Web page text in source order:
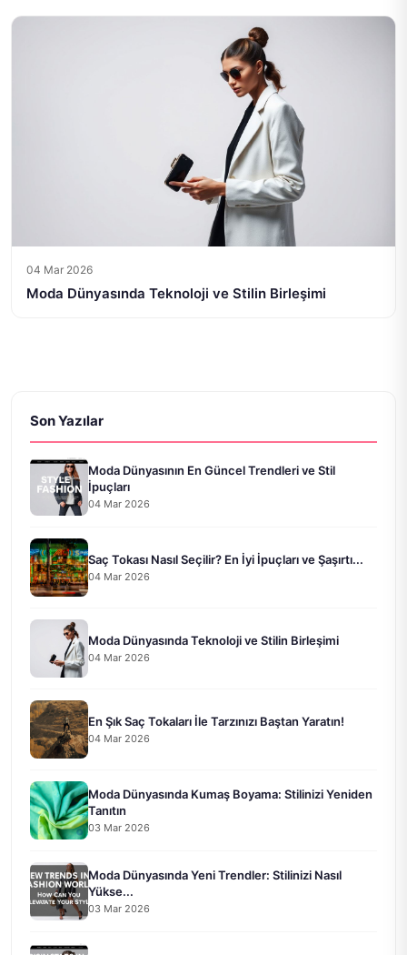
04 Mar 2026
Moda Dünyasında Teknoloji ve Stilin Birleşimi
Son Yazılar
Moda Dünyasının En Güncel Trendleri ve Stil
İpuçları
04 Mar 2026
Saç Tokası Nasıl Seçilir? En İyi İpuçları ve Şaşırtı...
04 Mar 2026
Moda Dünyasında Teknoloji ve Stilin Birleşimi
04 Mar 2026
En Şık Saç Tokaları İle Tarzınızı Baştan Yaratın!
04 Mar 2026
Moda Dünyasında Kumaş Boyama: Stilinizi Yeniden
Tanıtın
03 Mar 2026
Moda Dünyasında Yeni Trendler: Stilinizi Nasıl
Yükse...
03 Mar 2026